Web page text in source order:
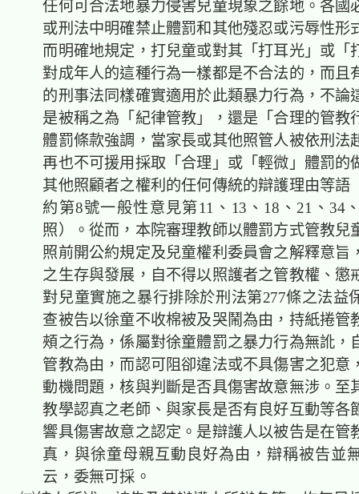
任何可合法地暴力侵害兒童現象之餘地。各國
或刑法中明確禁止體罰和其他殘忍或污辱性形
而明確地規定，打兒童或對其「打耳光」或「
對成年人的這種行為一樣都是不合法的，而且
的刑事法同樣確實適用於此類暴力行為，不論
是被稱之為「紀律管教」，還是「合理的管教
體罰條款強調，當家長或其他照管人被依刑法
再也不可援用採取「合理」或「輕微」體罰的
其他照顧者之權利的任何傳統的辯護理由等語
約第8號一般性意見第11、13、18、21、34
照）。從而，本院審理教師以體罰方式管教兒
照前開公約規定及兒童權利委員會之解釋意旨
之生存與發展，自不得以照護者之管教權、懲
對兒童實施之暴行排除於刑法第277條之法益
查被告以徐童不收棉被及哭鬧為由，持紙捲管
頰之行為，係屬對徐童體罰之暴力行為無訛，
管教為由，而認可阻卻違法或不具傷害之犯意
動機問題，核與判斷是否具傷害故意無涉。至
教學認真之老師、與家長是否有良好互動等各
響具傷害故意之認定。是辯護人以被告是在管
真，與徐童母親互動良好為由，辯稱被告並
云，委無可採。